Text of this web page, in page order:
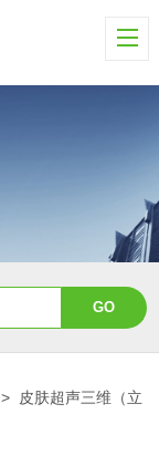
>
皮肤超声三维（立